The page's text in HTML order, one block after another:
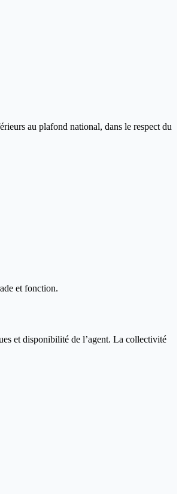
au plafond national, dans le respect du
et fonction.
et disponibilité de l’agent. La collectivité